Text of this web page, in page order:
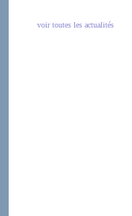
voir toutes les actualités